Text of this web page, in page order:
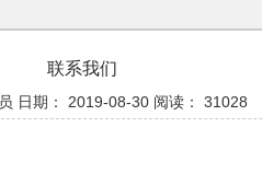
联系我们
日期： 2019-08-30 阅读： 31028